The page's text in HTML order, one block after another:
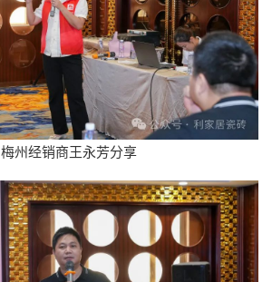
梅州经销商王永芳分享